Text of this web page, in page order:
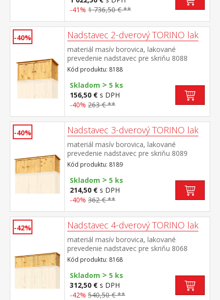
-41% 1 736,50 € **
-40% Nadstavec 2-dverový TORINO lak
materiál masív borovica, lakované
prevedenie nadstavec pre skriňu 8088
Kód produktu: 8188
Skladom > 5 ks
156,50 € s DPH
-40% 263 € **
-40% Nadstavec 3-dverový TORINO lak
materiál masív borovica, lakované
prevedenie nadstavec pre skriňu 8089
Kód produktu: 8189
Skladom > 5 ks
214,50 € s DPH
-40% 362 € **
-42% Nadstavec 4-dverový TORINO lak
materiál masív borovica, lakované
prevedenie nadstavec pre skriňu 8068
Kód produktu: 8168
Skladom > 5 ks
312,50 € s DPH
-42% 540,50 € **